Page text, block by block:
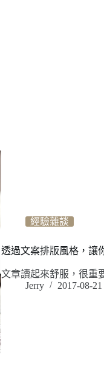
經驗雜談
透過文案排版風格，讓
文章讀起來舒服，很重
Jerry
2017-08-21